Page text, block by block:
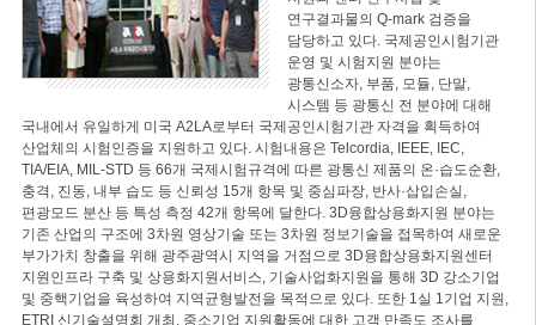
연구결과물의 Q-mark 검증을
담당하고 있다. 국제공인시험기관
운영 및 시험지원 분야는
광통신소자, 부품, 모듈, 단말,
시스템 등 광통신 전 분야에 대해
국내에서 유일하게 미국 A2LA로부터 국제공인시험기관 자격을 획득하여
산업체의 시험인증을 지원하고 있다. 시험내용은 Telcordia, IEEE, IEC,
TIA/EIA, MIL-STD 등 66개 국제시험규격에 따른 광통신 제품의 온·습도순환,
충격, 진동, 내부 습도 등 신뢰성 15개 항목 및 중심파장, 반사·삽입손실,
편광모드 분산 등 특성 측정 42개 항목에 달한다. 3D융합상용화지원 분야는
기존 산업의 구조에 3차원 영상기술 또는 3차원 정보기술을 접목하여 새로운
부가가치 창출을 위해 광주광역시 지역을 거점으로 3D융합상용화지원센터
지원인프라 구축 및 상용화지원서비스, 기술사업화지원을 통해 3D 강소기업
및 중핵기업을 육성하여 지역균형발전을 목적으로 있다. 또한 1실 1기업 지원,
ETRI 신기술설명회 개최, 중소기업 지원활동에 대한 고객 만족도 조사를